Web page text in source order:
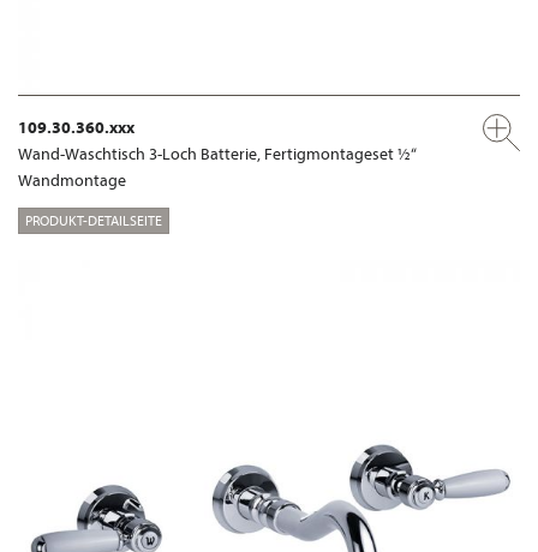
109.30.360.xxx
Wand-Waschtisch 3-Loch Batterie, Fertigmontageset ½“
Wandmontage
PRODUKT-DETAILSEITE